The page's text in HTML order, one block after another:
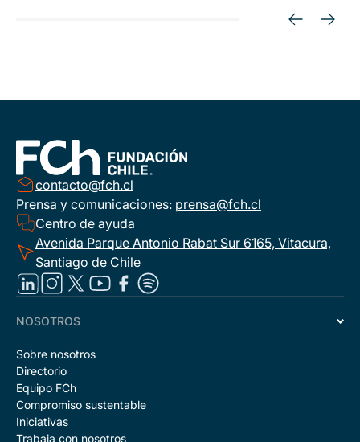
contacto@fch.cl
Prensa y comunicaciones: prensa@fch.cl
Centro de ayuda
Avenida Parque Antonio Rabat Sur 6165, Vitacura,
Santiago de Chile
NOSOTROS
Sobre nosotros
Directorio
Equipo FCh
Compromiso sustentable
Iniciativas
Trabaja con nosotros